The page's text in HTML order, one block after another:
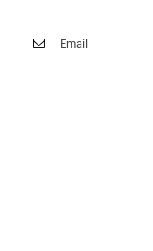
Email